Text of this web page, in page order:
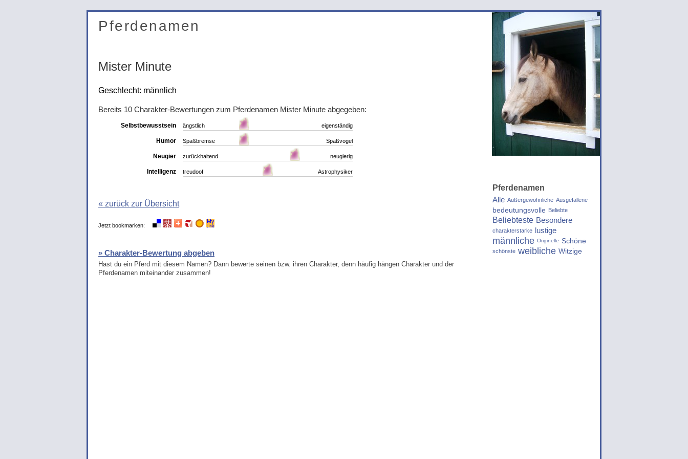
Pferdenamen
Mister Minute
Geschlecht: männlich
Bereits 10 Charakter-Bewertungen zum Pferdenamen Mister Minute abgegeben:
Selbstbewusstsein ängstlich eigenständig
Humor Spaßbremse Spaßvogel
Neugier zurückhaltend neugierig
Intelligenz treudoof Astrophysiker
« zurück zur Übersicht
Jetzt bookmarken:
» Charakter-Bewertung abgeben
Hast du ein Pferd mit diesem Namen? Dann bewerte seinen bzw. ihren Charakter, denn häufig hängen Charakter und der
Pferdenamen miteinander zusammen!
Pferdenamen
Alle Außergewöhnliche Ausgefallene
bedeutungsvolle Beliebte
Beliebteste Besondere
charakterstarke lustige
männliche Originelle Schöne
schönste weibliche Witzige